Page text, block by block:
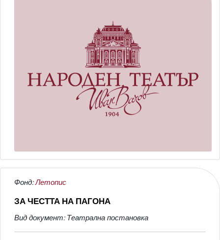
Фонд:Летопис
ЗА ЧЕСТТА НА ПАГОНА
Вид документ: Театрална постановка